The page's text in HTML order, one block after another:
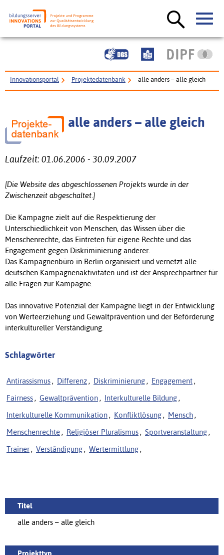
Innovationsportal Projektedatenbank alle anders – alle gleich
alle anders – alle gleich
Laufzeit: 01.06.2006 - 30.09.2007
[Die Website des abgeschlossenen Projekts wurde in der
Zwischenzeit abgeschaltet.]
Die Kampagne zielt auf die Respektierung der
Unterschiedlichkeit von Menschen, das Wissen über die
Menschenrechte, das Eintreten für eigene Rechte und das
Engagement gegen Diskriminierung anderer.
Das Kampagnenbüro in Berlin organisiert und vernetzt alle
deutschen Kampagnenaktivitäten und ist der Ansprechpartner für
alle Fragen zur Kampagne.
Das innovative Potenzial der Kampagne liegt in der Entwicklung
von Werteerziehung und Gewaltprävention und der Beförderung
interkultureller Verständigung.
Schlagwörter
Antirassismus , Differenz , Diskriminierung , Engagement ,
Fairness , Gewaltprävention , Interkulturelle Bildung ,
Interkulturelle Kommunikation , Konfliktlösung , Mensch ,
Menschenrechte , Religiöser Pluralismus , Sportveranstaltung ,
Trainer , Verständigung , Wertermittlung ,
Titel
alle anders – alle gleich